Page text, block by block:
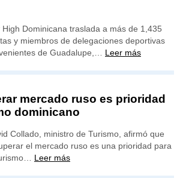
High Dominicana traslada a más de 1,435
y miembros de delegaciones deportivas
de Guadalupe,… Leer más
mercado ruso es prioridad
dominicano
Collado, ministro de Turismo, afirmó que
el mercado ruso es una prioridad para
Leer más